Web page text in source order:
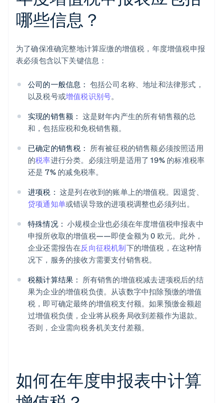
哪些信息？
为了确保准确完整地计算应缴的增值税，年度增值税申报
表必须包含以下关键信息：
公司的一般信息： 包括公司名称、地址和法律形式，
以及税号或增值税识别号。
实现的销售额： 这是财年内产生的所有销售额的总
和，包括应税和免税销售额。
已确定的销售税： 所有被征税的销售额必须按照适用
的税率进行分类。必须注明是适用了 19% 的标准税率
还是 7% 的减免税率。
进项税： 这是列在收到的账单上的增值税。因退货、
贷项通知单或错误导致的进项税调整也必须列出。
特殊情况： 小规模企业也必须在年度增值税申报表中
申报所收取的增值税——即使金额为 0 欧元。此外，
企业还需报告在反向征税机制下的增值税，在这种情
况下，服务的接收方需要支付销售税。
税额计算结果： 所有销售的增值税减去进项税后的结
果为企业的增值税负债。从该数字中扣除预缴的增值
税，即可确定最终的增值税支付额。如果预缴金额超
过增值税负债，企业将从税务局收到差额作为退款。
否则，企业需向税务机关支付差额。
如何在年度申报表中计算